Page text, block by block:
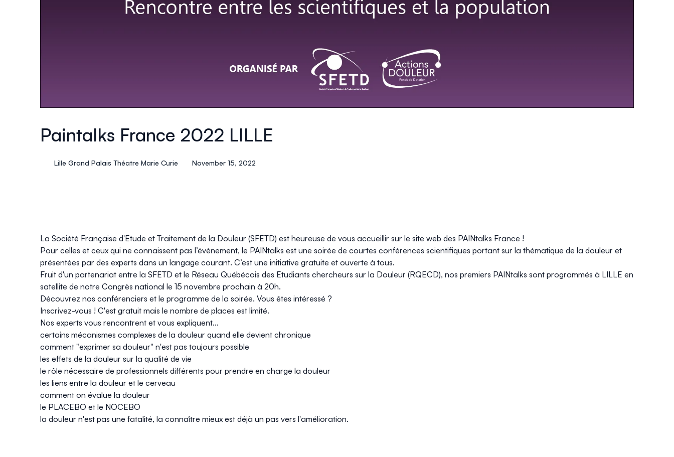
Paintalks France 2022 LILLE
Lille Grand Palais Théatre Marie Curie November 15, 2022
La Société Française d'Etude et Traitement de la Douleur (SFETD) est heureuse de vous accueillir sur le site web des PAINtalks France !
Pour celles et ceux qui ne connaissent pas l’évènement, le PAINtalks est une soirée de courtes conférences scientifiques portant sur la thématique de la douleur et
présentées par des experts dans un langage courant. C’est une initiative gratuite et ouverte à tous.
Fruit d'un partenariat entre la SFETD et le Réseau Québécois des Etudiants chercheurs sur la Douleur (RQECD), nos premiers PAINtalks sont programmés à LILLE en
satellite de notre Congrès national le 15 novembre prochain à 20h.
Découvrez nos conférenciers et le programme de la soirée. Vous êtes intéressé ?
Inscrivez-vous ! C'est gratuit mais le nombre de places est limité.
Nos experts vous rencontrent et vous expliquent...
certains mécanismes complexes de la douleur quand elle devient chronique
comment "exprimer sa douleur" n'est pas toujours possible
les effets de la douleur sur la qualité de vie
le rôle nécessaire de professionnels différents pour prendre en charge la douleur
les liens entre la douleur et le cerveau
comment on évalue la douleur
le PLACEBO et le NOCEBO
la douleur n'est pas une fatalité, la connaître mieux est déjà un pas vers l'amélioration.